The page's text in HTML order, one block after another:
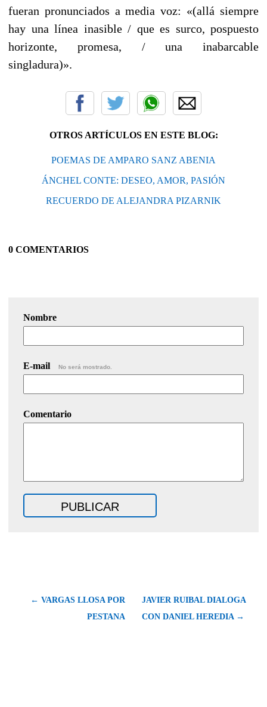
fueran pronunciados a media voz: «(allá siempre
hay una línea inasible / que es surco, pospuesto
horizonte, promesa, / una inabarcable
singladura)».
OTROS ARTÍCULOS EN ESTE BLOG:
POEMAS DE AMPARO SANZ ABENIA
ÁNCHEL CONTE: DESEO, AMOR, PASIÓN
RECUERDO DE ALEJANDRA PIZARNIK
0 COMENTARIOS
Nombre
E-mail No será mostrado.
Comentario
← VARGAS LLOSA POR
PESTANA
JAVIER RUIBAL DIALOGA
CON DANIEL HEREDIA →